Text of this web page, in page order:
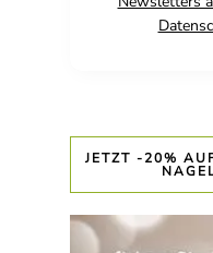
JETZT -20%